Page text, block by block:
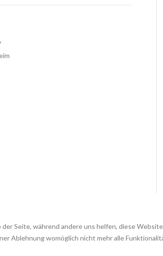
Seite, während andere uns helfen, diese
Ablehnung womöglich nicht mehr alle